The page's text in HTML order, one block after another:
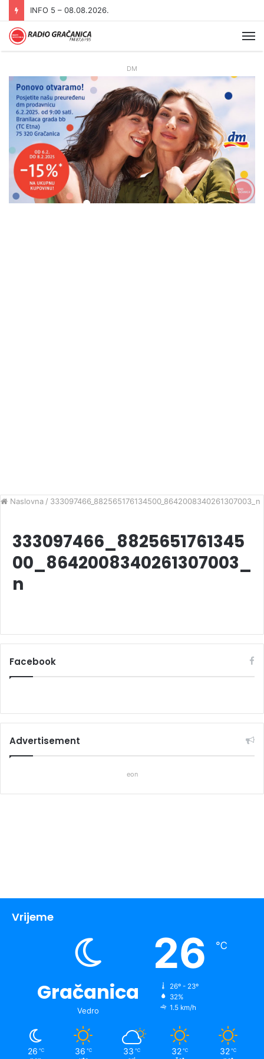
INFO 5 – 07.08.2026
DM
Naslovna / 333097466_882565176134500_8642008340261307003_n
333097466_8825651761345
00_8642008340261307003_
n
Facebook
Advertisement
eon
Vrijeme
Gračanica
Vedro
26 ℃
26º - 23º
32%
1.5 km/h
26 ℃ 36 ℃ 33 ℃ 32 ℃ 32 ℃